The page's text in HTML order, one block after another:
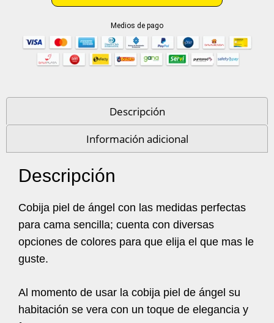
Medios de pago
Descripción
Información adicional
Descripción
Cobija piel de ángel con las medidas perfectas
para cama sencilla; cuenta con diversas
opciones de colores para que elija el que mas le
guste.
Al momento de usar la cobija piel de ángel su
habitación se vera con un toque de elegancia y